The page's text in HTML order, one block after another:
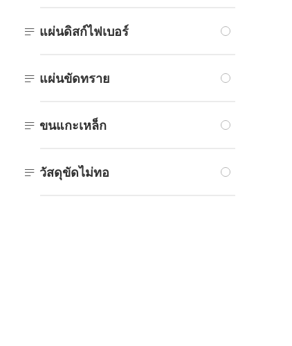
 แผ่นดิสก์ไฟเบอร์
 แผ่นขัดทราย
 ขนแกะเหล็ก
 วัสดุขัดไม่ทอ